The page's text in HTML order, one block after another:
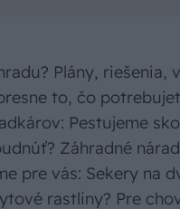
Plány,
to, čo
Pestujeme
Záhradné
pre vás: Sekery na
rastliny? Pre